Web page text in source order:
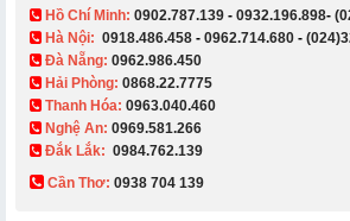
​ Hồ Chí Minh: 0902.787.139 - 0932.196.898-
Hà Nội: 0918.486.458 - 0962.714.680 -
Đà Nẵng: 0962.986.450
Hải Phòng: 0868.22.7775
Thanh Hóa: 0963.040.460
Nghệ An: 0969.581.266
Đắk Lắk: 0984.762.139
Cần Thơ: 0938 704 139​